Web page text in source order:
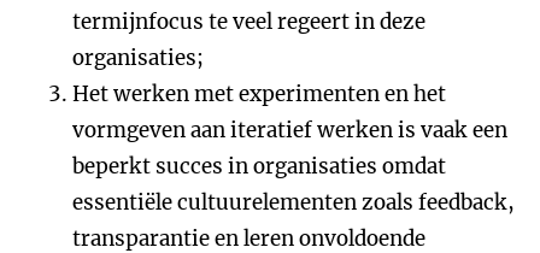
termijnfocus te veel regeert in deze
organisaties;
Het werken met experimenten en het
vormgeven aan iteratief werken is vaak een
beperkt succes in organisaties omdat
essentiële cultuurelementen zoals feedback,
transparantie en leren onvoldoende